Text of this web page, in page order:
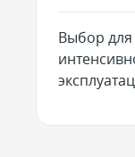
Выбор для